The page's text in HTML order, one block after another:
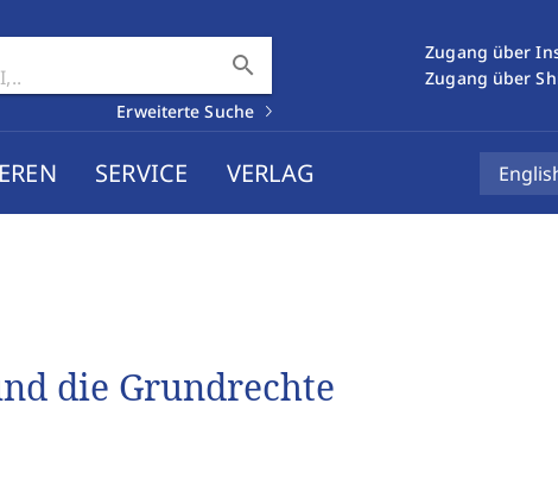
search
Erweiterte Suche
Zugang über
Zugang über
SERVICE VERLAG
die Grundrechte